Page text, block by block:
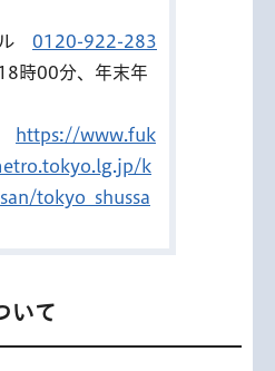
ル 0120-922-283
時00分、年末年
https://www.fuk
k
tokyo_shussa
いて